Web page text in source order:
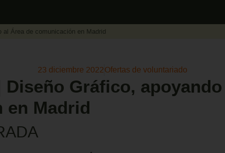
al Área de comunicación en Madrid
23 diciembre 2022Ofertas de voluntariado
Gráfico,
en Madrid